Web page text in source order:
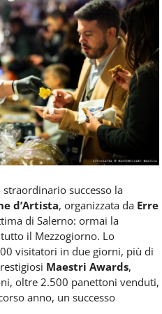
straordinario successo la
d’Artista, organizzata da Erre
di Salerno: ormai la
il Mezzogiorno. Lo
visitatori in due giorni, più di
Maestri Awards,
oltre 2.500 panettoni venduti,
anno, un successo